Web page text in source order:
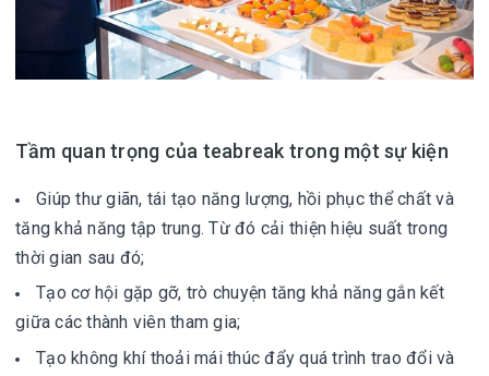
Tầm quan trọng của teabreak trong một sự kiện
Giúp thư giãn, tái tạo năng lượng, hồi phục thể chất và
tăng khả năng tập trung. Từ đó cải thiện hiệu suất trong
thời gian sau đó;
Tạo cơ hội gặp gỡ, trò chuyện tăng khả năng gắn kết
giữa các thành viên tham gia;
Tạo không khí thoải mái thúc đẩy quá trình trao đổi và